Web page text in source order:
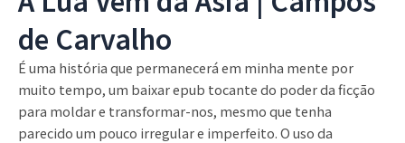
de Carvalho
É uma história que permanecerá em minha mente por
muito tempo, um baixar epub tocante do poder da ficção
para moldar e transformar-nos, mesmo que tenha
parecido um pouco irregular e imperfeito. O uso da